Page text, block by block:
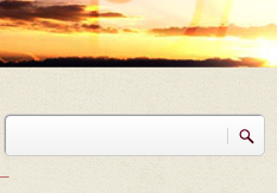
Vyhľadávanie